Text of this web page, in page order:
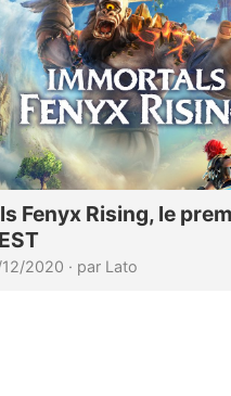
Fenyx Rising, le
2020 · par Lato